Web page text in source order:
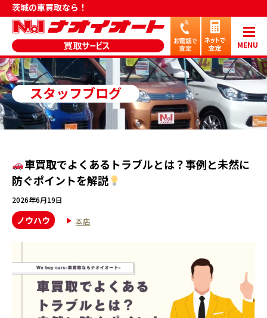
茨城の車買取なら！
MENU
スタッフブログ
車買取でよくあるトラブルとは？事例と未然に
防ぐポイントを解説
2026年6月19日
ノウハウ 本店